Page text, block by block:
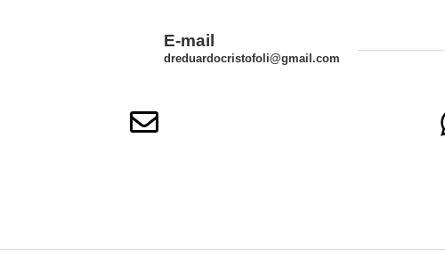
E-mail
dreduardocristofoli@gmail.com